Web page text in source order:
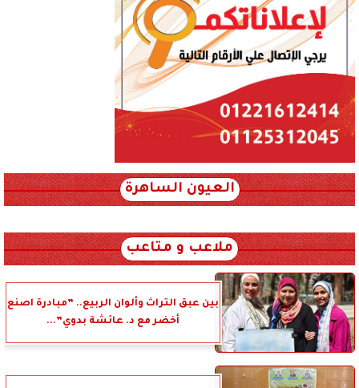
العيون الساهرة
ملاعب و متاعب
بين عبق التراث وألوان الربيع.. ”مبادرة اصنع
أخضر مع د. عائشة بدوي”...